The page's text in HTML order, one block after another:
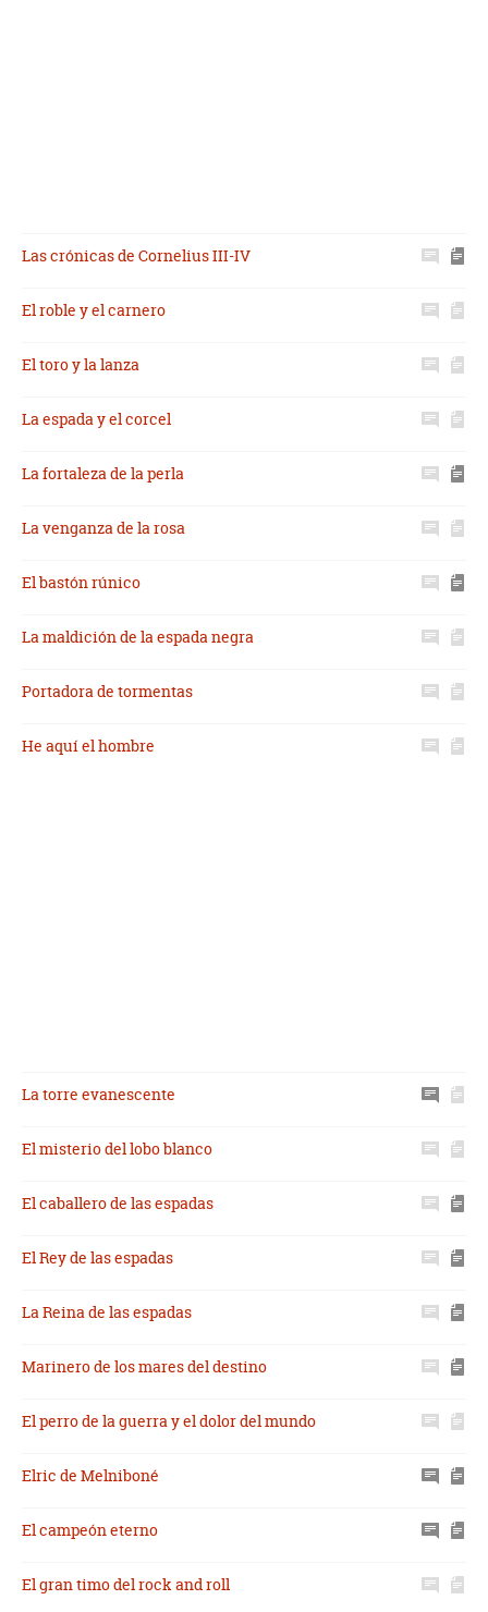
Las crónicas de Cornelius III-IV
El roble y el carnero
El toro y la lanza
La espada y el corcel
La fortaleza de la perla
La venganza de la rosa
El bastón rúnico
La maldición de la espada negra
Portadora de tormentas
He aquí el hombre
La torre evanescente
El misterio del lobo blanco
El caballero de las espadas
El Rey de las espadas
La Reina de las espadas
Marinero de los mares del destino
El perro de la guerra y el dolor del mundo
Elric de Melniboné
El campeón eterno
El gran timo del rock and roll